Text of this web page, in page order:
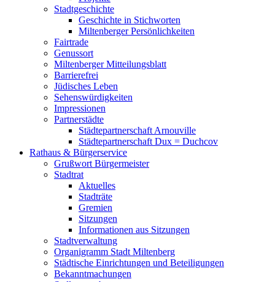
Stadtgeschichte
Geschichte in Stichworten
Miltenberger Persönlichkeiten
Fairtrade
Genussort
Miltenberger Mitteilungsblatt
Barrierefrei
Jüdisches Leben
Sehenswürdigkeiten
Impressionen
Partnerstädte
Städtepartnerschaft Arnouville
Städtepartnerschaft Dux = Duchcov
Rathaus & Bürgerservice
Grußwort Bürgermeister
Stadtrat
Aktuelles
Stadträte
Gremien
Sitzungen
Informationen aus Sitzungen
Stadtverwaltung
Organigramm Stadt Miltenberg
Städtische Einrichtungen und Beteiligungen
Bekanntmachungen